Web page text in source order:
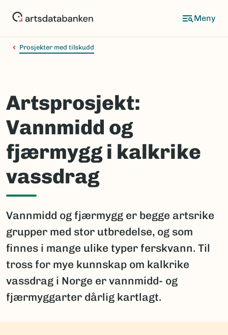
Prosjekter med tilskudd
Artsprosjekt:
Vannmidd og
fjærmygg i kalkrike
vassdrag
Vannmidd og fjærmygg er begge artsrike
grupper med stor utbredelse, og som
finnes i mange ulike typer ferskvann. Til
tross for mye kunnskap om kalkrike
vassdrag i Norge er vannmidd- og
fjærmyggarter dårlig kartlagt.